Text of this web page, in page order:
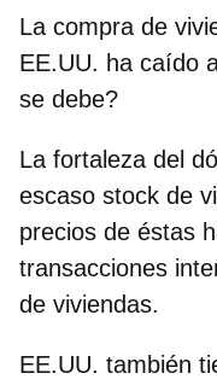
La compra de
EE.UU. ha caído
se debe?
La fortaleza del
escaso stock de
precios de éstas
transacciones
de viviendas.
EE.UU. también